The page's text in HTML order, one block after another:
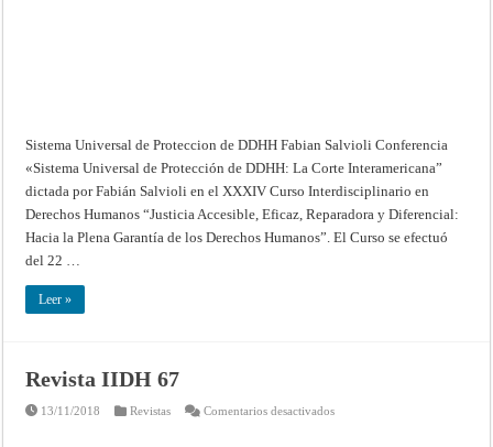
Sistema Universal de Proteccion de DDHH Fabian Salvioli Conferencia
«Sistema Universal de Protección de DDHH: La Corte Interamericana”
dictada por Fabián Salvioli en el XXXIV Curso Interdisciplinario en
Derechos Humanos “Justicia Accesible, Eficaz, Reparadora y Diferencial:
Hacia la Plena Garantía de los Derechos Humanos”. El Curso se efectuó
del 22 …
Leer »
Revista IIDH 67
13/11/2018 Revistas Comentarios desactivadosen